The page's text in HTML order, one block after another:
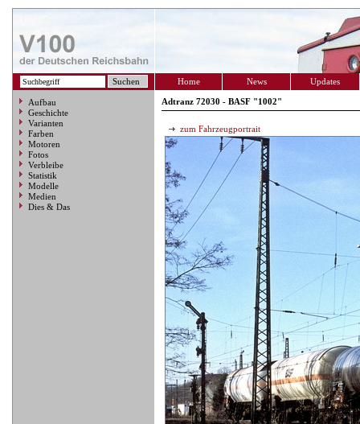
Home News Updates
Aufbau
Geschichte
Varianten
Farben
Motoren
Fotos
Verbleibe
Statistik
Modelle
Medien
Dies & Das
Adtranz 72030 - BASF "1002"
zum Fahrzeugportrait